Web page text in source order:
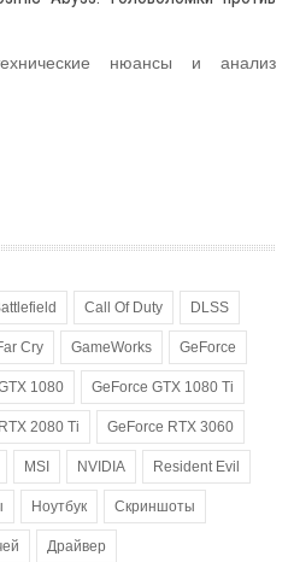
нюансы и анализ
Call Of Duty DLSS
Cry GameWorks GeForce
1080 GeForce GTX 1080 Ti
2080 Ti GeForce RTX 3060
MSI NVIDIA Resident Evil
Ноутбук Скриншоты
Драйвер